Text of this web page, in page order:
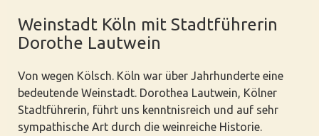
Weinstadt Köln mit Stadtführerin
Dorothe Lautwein
Von wegen Kölsch. Köln war über Jahrhunderte eine
bedeutende Weinstadt. Dorothea Lautwein, Kölner
Stadtführerin, führt uns kenntnisreich und auf sehr
sympathische Art durch die weinreiche Historie.